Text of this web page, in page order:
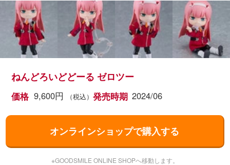
ねんどろいどどーる ゼロツー
価格 9,600円 （税込） 発売時期 2024/06
オンラインショップで購入する
※GOODSMILE ONLINE SHOPへ移動します。